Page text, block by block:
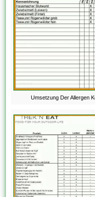
Umsetzung Der Allergen